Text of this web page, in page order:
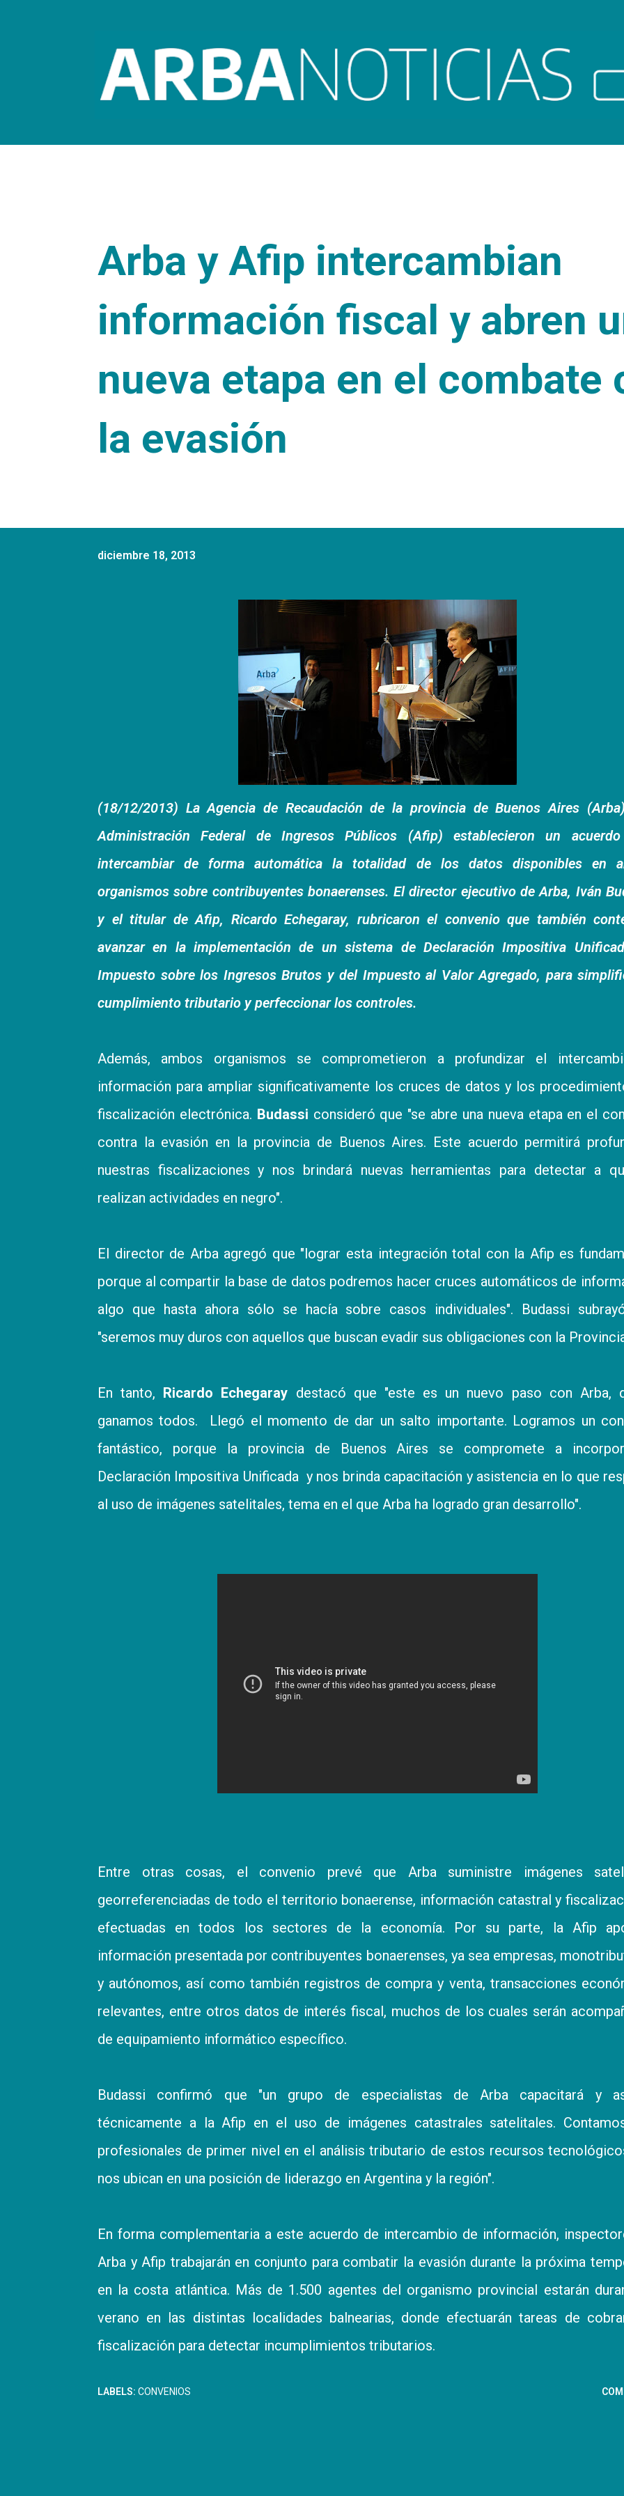
Arba y Afip intercambian
información fiscal y abren
nueva etapa en el combate
la evasión
diciembre 18, 2013
(18/12/2013) La Agencia de Recaudación de la provincia de Buenos Aires
Administración Federal de Ingresos Públicos (Afip) establecieron un
intercambiar de forma automática la totalidad de los datos disponibles en
organismos sobre contribuyentes bonaerenses. El director ejecutivo de Arba, Iván
y el titular de Afip, Ricardo Echegaray, rubricaron el convenio que también
avanzar en la implementación de un sistema de Declaración Impositiva
Impuesto sobre los Ingresos Brutos y del Impuesto al Valor Agregado, para
cumplimiento tributario y perfeccionar los controles.
Además, ambos organismos se comprometieron a profundizar el
información para ampliar significativamente los cruces de datos y los
fiscalización electrónica. Budassi consideró que "se abre una nueva etapa en el
contra la evasión en la provincia de Buenos Aires. Este acuerdo permitirá
nuestras fiscalizaciones y nos brindará nuevas herramientas para detectar a
realizan actividades en negro".
El director de Arba agregó que "lograr esta integración total con la Afip es
porque al compartir la base de datos podremos hacer cruces automáticos de
algo que hasta ahora sólo se hacía sobre casos individuales". Budassi
"seremos muy duros con aquellos que buscan evadir sus obligaciones con la
En tanto, Ricardo Echegaray destacó que "este es un nuevo paso con Arba,
ganamos todos. Llegó el momento de dar un salto importante. Logramos un
fantástico, porque la provincia de Buenos Aires se compromete a
Declaración Impositiva Unificada y nos brinda capacitación y asistencia en lo que
al uso de imágenes satelitales, tema en el que Arba ha logrado gran desarrollo".
Entre otras cosas, el convenio prevé que Arba suministre imágenes
georreferenciadas de todo el territorio bonaerense, información catastral y
efectuadas en todos los sectores de la economía. Por su parte, la Afip
información presentada por contribuyentes bonaerenses, ya sea empresas,
y autónomos, así como también registros de compra y venta, transacciones
relevantes, entre otros datos de interés fiscal, muchos de los cuales serán
de equipamiento informático específico.
Budassi confirmó que "un grupo de especialistas de Arba capacitará y
técnicamente a la Afip en el uso de imágenes catastrales satelitales.
profesionales de primer nivel en el análisis tributario de estos recursos
nos ubican en una posición de liderazgo en Argentina y la región".
En forma complementaria a este acuerdo de intercambio de información,
Arba y Afip trabajarán en conjunto para combatir la evasión durante la próxima
en la costa atlántica. Más de 1.500 agentes del organismo provincial estarán
verano en las distintas localidades balnearias, donde efectuarán tareas de
fiscalización para detectar incumplimientos tributarios.
LABELS: CONVENIOS